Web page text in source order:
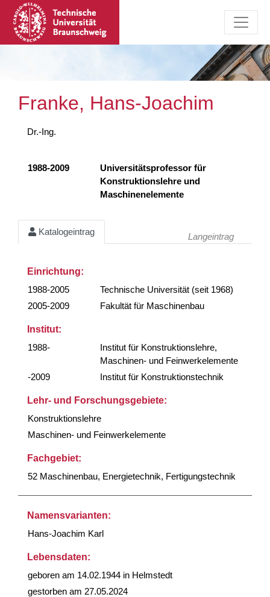
Franke, Hans-Joachim
Dr.-Ing.
1988-2009
Universitätsprofessor für
Konstruktionslehre und
Maschinenelemente
Katalogeintrag Langeintrag
Einrichtung:
1988-2005
Technische Universität (seit 1968)
2005-2009
Fakultät für Maschinenbau
Institut:
1988-
Institut für Konstruktionslehre,
Maschinen- und Feinwerkelemente
-2009
Institut für Konstruktionstechnik
Lehr- und Forschungsgebiete:
Konstruktionslehre
Maschinen- und Feinwerkelemente
Fachgebiet:
52 Maschinenbau, Energietechnik, Fertigungstechnik
Namensvarianten:
Hans-Joachim Karl
Lebensdaten:
geboren am 14.02.1944 in Helmstedt
gestorben am 27.05.2024